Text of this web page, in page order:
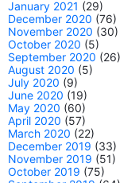
January 2021 (29)
December 2020 (76)
November 2020 (30)
October 2020 (5)
September 2020 (26)
August 2020 (5)
July 2020 (9)
June 2020 (19)
May 2020 (60)
April 2020 (57)
March 2020 (22)
December 2019 (33)
November 2019 (51)
October 2019 (75)